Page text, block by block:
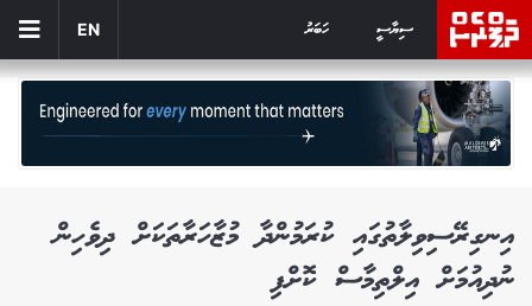
ސިޔާސީ ހަބަރު EN
އިނގިރޭސިވިލާތުގައި ކުރަމުންދާ މުޒާހަރާތަކަށް ދިވެހިން
ނުދިއުމަށް އިލްތިމާސް ކޮށްފި